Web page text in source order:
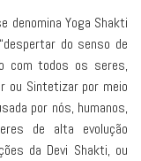
denomina Yoga Shakti
do senso de
com todos os seres,
ou Sintetizar por meio
por nós, humanos,
de alta evolução
da Devi Shakti, ou